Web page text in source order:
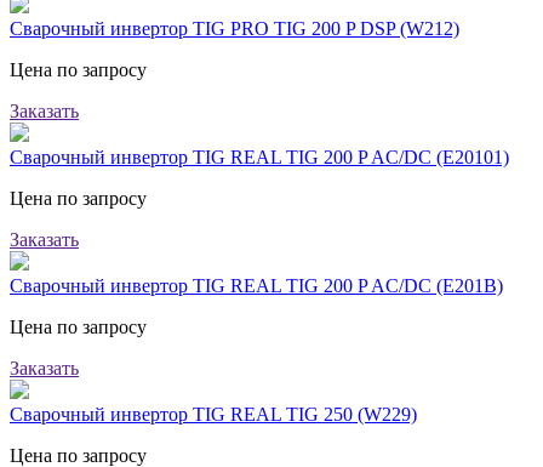
Сварочный инвертор TIG PRO TIG 200 P DSP (W212)
Цена по запросу
Заказать
Сварочный инвертор TIG REAL TIG 200 P AC/DC (E20101)
Цена по запросу
Заказать
Сварочный инвертор TIG REAL TIG 200 P AC/DC (E201B)
Цена по запросу
Заказать
Сварочный инвертор TIG REAL TIG 250 (W229)
Цена по запросу